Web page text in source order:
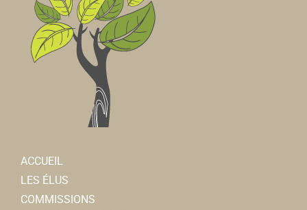
ACCUEIL
LES ÉLUS
COMMISSIONS